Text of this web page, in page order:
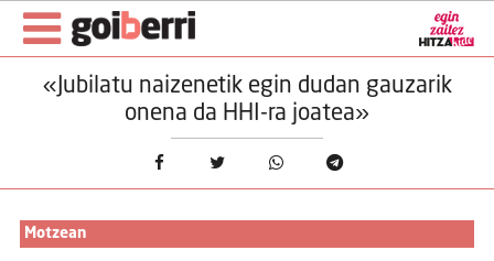
«Jubilatu naizenetik egin dudan gauzarik
onena da HHI-ra joatea»
Motzean